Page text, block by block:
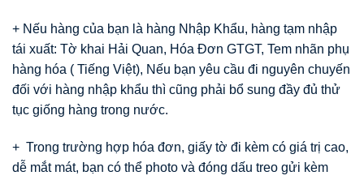
+ Nếu hàng của bạn là hàng Nhập Khẩu, hàng tạm nhập
tái xuất: Tờ khai Hải Quan, Hóa Đơn GTGT, Tem nhãn phụ
hàng hóa ( Tiếng Việt), Nếu bạn yêu cầu đi nguyên chuyến
đối với hàng nhập khẩu thì cũng phải bổ sung đầy đủ thử
tục giống hàng trong nước.
+ Trong trường hợp hóa đơn, giấy tờ đi kèm có giá trị cao,
dễ mắt mát, bạn có thể photo và đóng dấu treo gửi kèm